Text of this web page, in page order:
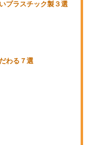
プラスチック製３選
わる７選